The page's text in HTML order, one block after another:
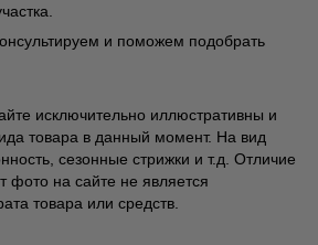
и поможем подобрать
исключительно иллюстративны и
товара в данный момент. На вид
сезонные стрижки и т.д. Отличие
фото на сайте не является
товара или средств.